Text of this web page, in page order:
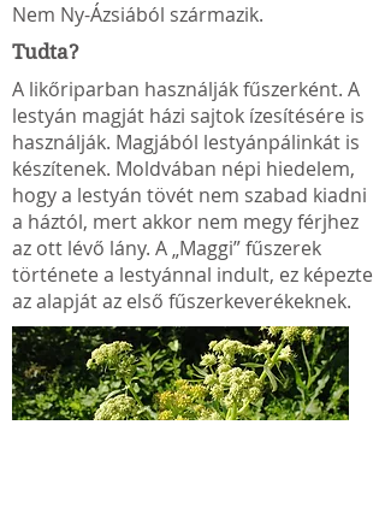
Nem Ny-Ázsiából származik.
Tudta?
A likőriparban használják fűszerként. A
lestyán magját házi sajtok ízesítésére is
használják. Magjából lestyánpálinkát is
készítenek. Moldvában népi hiedelem,
hogy a lestyán tövét nem szabad kiadni
a háztól, mert akkor nem megy férjhez
az ott lévő lány. A „Maggi” fűszerek
története a lestyánnal indult, ez képezte
az alapját az első fűszerkeverékeknek.